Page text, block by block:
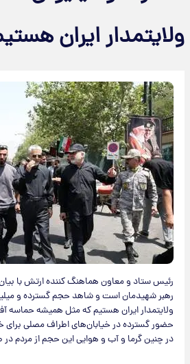
ولایتمدار ایران
رئیس ستاد و معاون هماهنگ کننده ارتش با بیان
رهبر شهیدمان است و شاهد حجم گسترده و
ولایتمدار ایران هستیم که مثل همیشه حماسه
حضور گسترده در خیابان‌های اطراف مصلی
در چنین گرما و آب و هوایی این حجم از مردم